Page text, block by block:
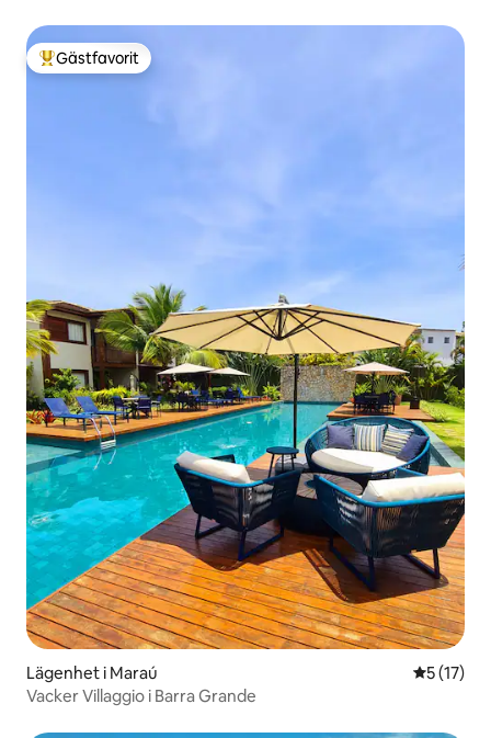
Populär gästfavorit
Gästfavorit
Lägenhet i Maraú 5 av 5 i
5 (17)
Vacker Villaggio i Barra Grande